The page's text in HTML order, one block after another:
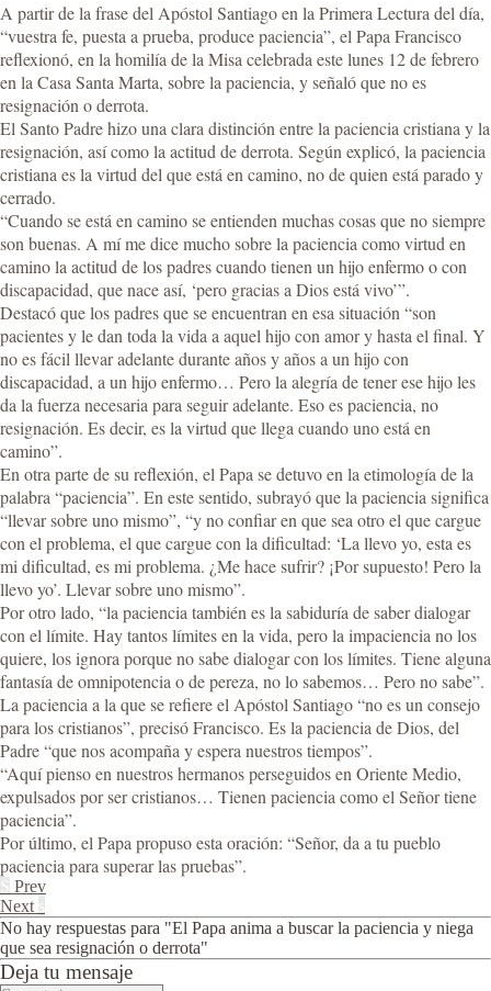
A partir de la frase del Apóstol Santiago en la Primera Lectura del día,
“vuestra fe, puesta a prueba, produce paciencia”, el Papa Francisco
reflexionó, en la homilía de la Misa celebrada este lunes 12 de febrero
en la Casa Santa Marta, sobre la paciencia, y señaló que no es
resignación o derrota.
El Santo Padre hizo una clara distinción entre la paciencia cristiana y la
resignación, así como la actitud de derrota. Según explicó, la paciencia
cristiana es la virtud del que está en camino, no de quien está parado y
cerrado.
“Cuando se está en camino se entienden muchas cosas que no siempre
son buenas. A mí me dice mucho sobre la paciencia como virtud en
camino la actitud de los padres cuando tienen un hijo enfermo o con
discapacidad, que nace así, ‘pero gracias a Dios está vivo’”.
Destacó que los padres que se encuentran en esa situación “son
pacientes y le dan toda la vida a aquel hijo con amor y hasta el final. Y
no es fácil llevar adelante durante años y años a un hijo con
discapacidad, a un hijo enfermo… Pero la alegría de tener ese hijo les
da la fuerza necesaria para seguir adelante. Eso es paciencia, no
resignación. Es decir, es la virtud que llega cuando uno está en
camino”.
En otra parte de su reflexión, el Papa se detuvo en la etimología de la
palabra “paciencia”. En este sentido, subrayó que la paciencia significa
“llevar sobre uno mismo”, “y no confiar en que sea otro el que cargue
con el problema, el que cargue con la dificultad: ‘La llevo yo, esta es
mi dificultad, es mi problema. ¿Me hace sufrir? ¡Por supuesto! Pero la
llevo yo’. Llevar sobre uno mismo”.
Por otro lado, “la paciencia también es la sabiduría de saber dialogar
con el límite. Hay tantos límites en la vida, pero la impaciencia no los
quiere, los ignora porque no sabe dialogar con los límites. Tiene alguna
fantasía de omnipotencia o de pereza, no lo sabemos… Pero no sabe”.
La paciencia a la que se refiere el Apóstol Santiago “no es un consejo
para los cristianos”, precisó Francisco. Es la paciencia de Dios, del
Padre “que nos acompaña y espera nuestros tiempos”.
“Aquí pienso en nuestros hermanos perseguidos en Oriente Medio,
expulsados por ser cristianos… Tienen paciencia como el Señor tiene
paciencia”.
Por último, el Papa propuso esta oración: “Señor, da a tu pueblo
paciencia para superar las pruebas”.
Prev
Next
No hay respuestas para "El Papa anima a buscar la paciencia y niega
que sea resignación o derrota"
Deja tu mensaje